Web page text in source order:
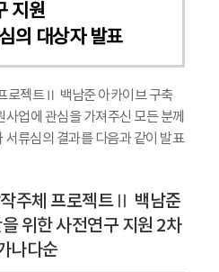
지원
의 대상자 발표
로젝트Ⅱ 백남준 아카이브 구축
업에 관심을 가져주신 모든 분께
류심의 결과를 다음과 같이 발표
주체 프로젝트Ⅱ 백남준
위한 사전연구 지원 2차
나다순